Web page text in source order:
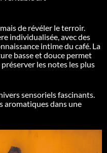
de révéler le terroir.
individualisée, avec des
intime du café. La
basse et douce permet
les notes les plus
sensoriels fascinants.
aromatiques dans une